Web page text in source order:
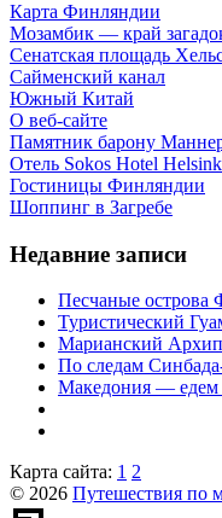
Карта Финляндии
Мозамбик — край
Сенатская площадь
Сайменский канал
Южный Китай
О веб-сайте
Памятник барону
Отель Sokos Hotel
Гостиницы Финляндии
Шоппинг в Загребе
Недавние записи
Песчаные острова
Туристический
Марианский
По следам
Македония — едем
Карта сайта: 1 2
© 2026 Путешествия по